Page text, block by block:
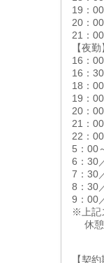
19：
20：
21：
【夜勤
16：
16：
18：
19：
20：
21：
22：
5：00
6：30
7：30
8：30
9：00
※上記
休憩
【契約